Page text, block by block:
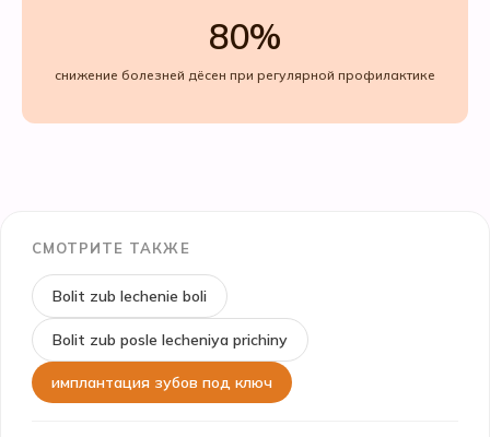
80%
снижение болезней дёсен при регулярной профилактике
СМОТРИТЕ ТАКЖЕ
Bolit zub lechenie boli
Bolit zub posle lecheniya prichiny
имплантация зубов под ключ